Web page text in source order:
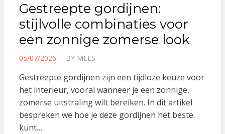
Gestreepte gordijnen:
stijlvolle combinaties voor
een zonnige zomerse look
POSTED
05/07/2026 BY MEES
Gestreepte gordijnen zijn een tijdloze keuze voor
het interieur, vooral wanneer je een zonnige,
zomerse uitstraling wilt bereiken. In dit artikel
bespreken we hoe je deze gordijnen het beste
kunt…